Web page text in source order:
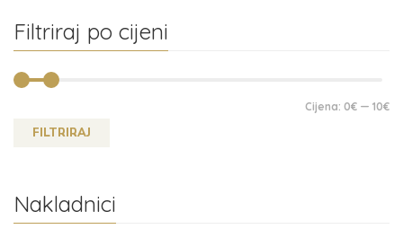
Filtriraj po cijeni
FILTRIRAJ
Cijena: 0€ — 10€
Nakladnici